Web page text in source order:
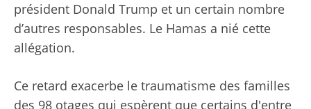
président Donald Trump et un certain nombre
d’autres responsables. Le Hamas a nié cette
allégation.
Ce retard exacerbe le traumatisme des familles
des 98 otages qui espèrent que certains d'entre